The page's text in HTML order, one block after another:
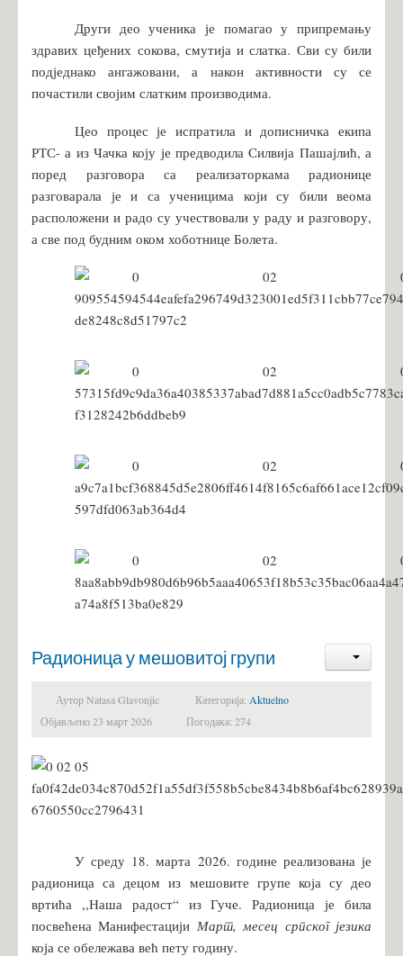
Други део ученика је помагао у припремању
здравих цеђених сокова, смутија и слатка. Сви су били
подједнако ангажовани, а након активности су се
почастили својим слатким производима.
Цео процес је испратила и дописничка екипа
РТС- а из Чачка коју је предводила Силвија Пашајлић, а
поред разговора са реализаторкама радионице
разговарала је и са ученицима који су били веома
расположени и радо су учествовали у раду и разговору,
а све под будним оком хоботнице Болета.
Радионица у мешовитој групи
Аутор Natasa Glavonjic Категорија: Aktuelno
Објављено 23 март 2026
Погодака: 274
У среду 18. марта 2026. године реализована је
радионица са децом из мешовите групе која су део
вртића ,,Наша радост“ из Гуче. Радионица је била
посвећена Манифестацији Март, месец српског језика
која се обележава већ пету годину.